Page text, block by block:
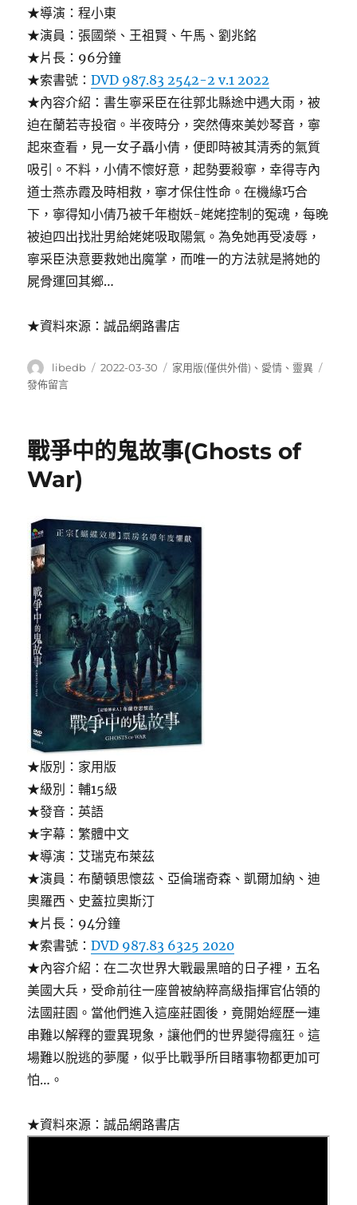
★導演：程小東
★演員：張國榮、王祖賢、午馬、劉兆銘
★片長：96分鐘
★索書號：DVD 987.83 2542-2 v.1 2022
★內容介紹：書生寧采臣在往郭北縣途中遇大雨，被
迫在蘭若寺投宿。半夜時分，突然傳來美妙琴音，寧
起來查看，見一女子聶小倩，便即時被其清秀的氣質
吸引。不料，小倩不懷好意，起勢要殺寧，幸得寺內
道士燕赤霞及時相救，寧才保住性命。在機緣巧合
下，寧得知小倩乃被千年樹妖-姥姥控制的冤魂，每晚
被迫四出找壯男給姥姥吸取陽氣。為免她再受凌辱，
寧采臣決意要救她出魔掌，而唯一的方法就是將她的
屍骨運回其鄉…
★資料來源：誠品網路書店
作
者
libedb
發
2022-03-30
分
家用版(僅供外借) 、 愛情 、 靈異
發佈留言
戰爭中的鬼故事(Ghosts of
War)
★版別：家用版
★級別：輔15級
★發音：英語
★字幕：繁體中文
★導演：艾瑞克布萊茲
★演員：布蘭頓思懷茲、亞倫瑞奇森、凱爾加納、迪
奧羅西、史蓋拉奧斯汀
★片長：94分鐘
★索書號：DVD 987.83 6325 2020
★內容介紹：在二次世界大戰最黑暗的日子裡，五名
美國大兵，受命前往一座曾被納粹高級指揮官佔領的
法國莊園。當他們進入這座莊園後，竟開始經歷一連
串難以解釋的靈異現象，讓他們的世界變得瘋狂。這
場難以脫逃的夢魘，似乎比戰爭所目睹事物都更加可
怕…。
★資料來源：誠品網路書店